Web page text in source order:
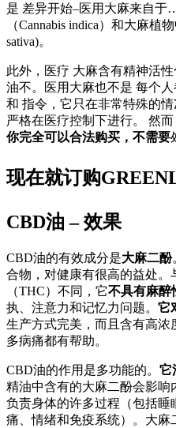
是 差异开始–医用大麻来自
（Cannabis indica）和大麻植
sativa)。
此外，医疗 大麻含有精神活
油不。医用大麻也不是 每个
和 指令，它只在非常特殊的
严格在医疗控制下进行。 然而
你完全可以合法购买，不需要
现在就订购
CBD油 – 效果
CBD油的有效成分是大麻二酚
合物，对健康有很高的益处
（THC）不同，它不具有麻醉
执、注意力和记忆力问题。 它
生产方式完美，而且含有高
多病痛都有帮助。
CBD油的作用是多功能的。 它
精油中含有的大麻二酚会影
负责身体的许多过程（包括
痛、情绪和免疫系统）。大麻